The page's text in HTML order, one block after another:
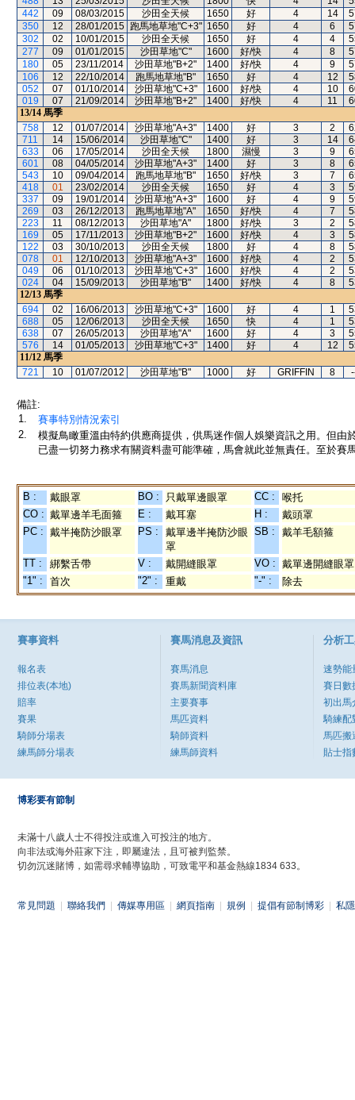
442
09 08/03/2015 沙田全天候 1650 好 4 14
350
12 28/01/2015 跑馬地草地"C+3" 1650 好 4 6
302
02 10/01/2015 沙田全天候 1650 好 4 4
277
09 01/01/2015 沙田草地"C" 1600 好/快 4 8
180
05 23/11/2014 沙田草地"B+2" 1400 好/快 4 9
106
12 22/10/2014 跑馬地草地"B" 1650 好 4 12
052
07 01/10/2014 沙田草地"C+3" 1600 好/快 4 10
019
07 21/09/2014 沙田草地"B+2" 1400 好/快 4 11
13/14 馬季
758
12 01/07/2014 沙田草地"A+3" 1400 好 3 2
711
14 15/06/2014 沙田草地"C" 1400 好 3 14
633
06 17/05/2014 沙田全天候 1800 濕慢 3 9
601
08 04/05/2014 沙田草地"A+3" 1400 好 3 8
543
10 09/04/2014 跑馬地草地"B" 1650 好/快 3 7
418
01 23/02/2014 沙田全天候 1650 好 4 3
337
09 19/01/2014 沙田草地"A+3" 1600 好 4 9
269
03 26/12/2013 跑馬地草地"A" 1650 好/快 4 7
223
11 08/12/2013 沙田草地"A" 1800 好/快 3 2
169
05 17/11/2013 沙田草地"B+2" 1600 好/快 4 3
122
03 30/10/2013 沙田全天候 1800 好 4 8
078
01 12/10/2013 沙田草地"A+3" 1600 好/快 4 2
049
06 01/10/2013 沙田草地"C+3" 1600 好/快 4 2
024
04 15/09/2013 沙田草地"B" 1400 好/快 4 8
12/13 馬季
694
02 16/06/2013 沙田草地"C+3" 1600 好 4 1
688
05 12/06/2013 沙田全天候 1650 快 4 1
638
07 26/05/2013 沙田草地"A" 1600 好 4 3
576
14 01/05/2013 沙田草地"C+3" 1400 好 4 12
11/12 馬季
721
10 01/07/2012 沙田草地"B" 1000 好 GRIFFIN 8
備註:
1.
賽事特別情況索引
2.
模擬鳥瞰重溫由特約供應商提供，供馬迷作個人娛樂資訊之用。但
已盡一切努力務求有關資料盡可能準確，馬會就此並無責任。至於賽
B : 戴眼罩 BO : 只戴單邊眼罩 CC :
喉托
CO : 戴單邊羊毛面箍 E : 戴耳塞 H :
戴頭罩
PC : 戴半掩防沙眼罩 PS :
戴單邊半掩防沙眼
罩
SB : 戴羊毛額箍
TT : 綁繫舌帶 V : 戴開縫眼罩 VO : 戴單邊開縫眼罩
"1" :
首次 "2" : 重戴 "-" : 除去
賽事資料
報名表
排位表(本地)
賠率
賽果
騎師分場表
練馬師分場表
賽馬消息及資訊
賽馬消息
賽馬新聞資料庫
主要賽事
馬匹資料
騎師資料
練馬師資料
分析
速勢能
賽日數
初出馬
騎練配
馬匹搬
貼士指
博彩要有節制
未滿十八歲人士不得投注或進入可投注的地方。
向非法或海外莊家下注，即屬違法，且可被判監禁。
切勿沉迷賭博，如需尋求輔導協助，可致電平和基金熱線1834 633。
常見問題 聯絡我們 傳媒專用區 網頁指南 規例 提倡有節制博彩 私